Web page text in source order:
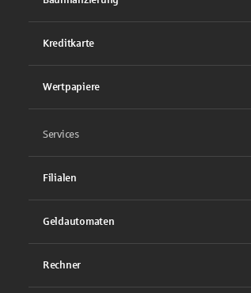
Kreditkarte
Wertpapiere
Services
Filialen
Geldautomaten
Rechner